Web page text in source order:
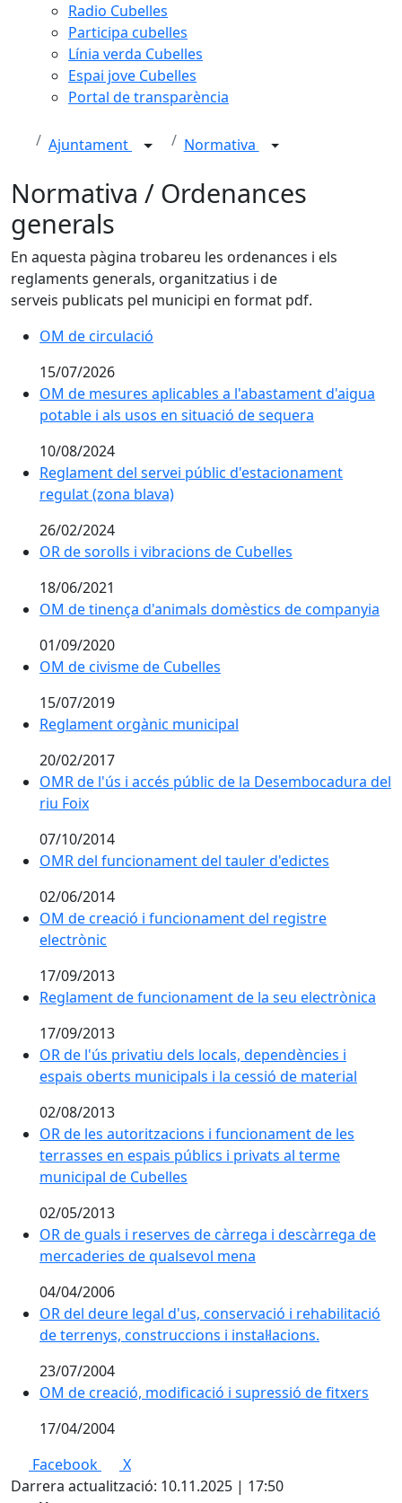
Radio Cubelles
Participa cubelles
Línia verda Cubelles
Espai jove Cubelles
Portal de transparència
Ajuntament Normativa
Normativa / Ordenances
generals
En aquesta pàgina trobareu les ordenances i els
reglaments generals, organitzatius i de
serveis publicats pel municipi en format pdf.
OM de circulació
15/07/2026
OM de mesures aplicables a l'abastament d'aigua
potable i als usos en situació de sequera
10/08/2024
Reglament del servei públic d'estacionament
regulat (zona blava)
26/02/2024
OR de sorolls i vibracions de Cubelles
18/06/2021
OM de tinença d'animals domèstics de companyia
01/09/2020
OM de civisme de Cubelles
15/07/2019
Reglament orgànic municipal
20/02/2017
OMR de l'ús i accés públic de la Desembocadura del
riu Foix
07/10/2014
OMR del funcionament del tauler d'edictes
02/06/2014
OM de creació i funcionament del registre
electrònic
17/09/2013
Reglament de funcionament de la seu electrònica
17/09/2013
OR de l'ús privatiu dels locals, dependències i
espais oberts municipals i la cessió de material
02/08/2013
OR de les autoritzacions i funcionament de les
terrasses en espais públics i privats al terme
municipal de Cubelles
02/05/2013
OR de guals i reserves de càrrega i descàrrega de
mercaderies de qualsevol mena
04/04/2006
OR del deure legal d'us, conservació i rehabilitació
de terrenys, construccions i instal·lacions.
23/07/2004
OM de creació, modificació i supressió de fitxers
17/04/2004
Facebook
X
Darrera actualització: 10.11.2025 | 17:50